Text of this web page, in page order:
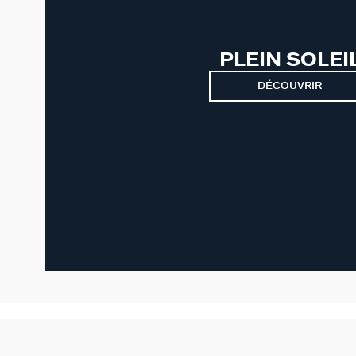
PLEIN
DÉCOUVRIR